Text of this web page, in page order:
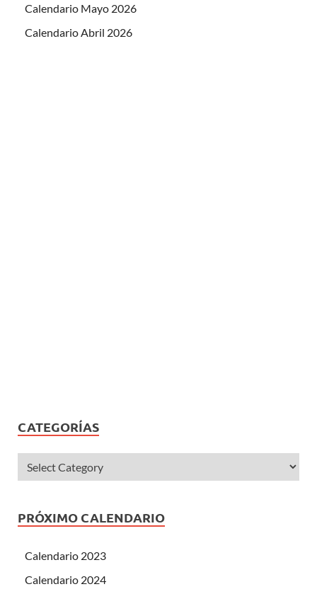
Calendario Mayo 2026
Calendario Abril 2026
CATEGORÍAS
PRÓXIMO CALENDARIO
Calendario 2023
Calendario 2024